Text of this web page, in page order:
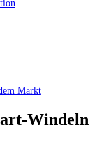
Markt
Windeln